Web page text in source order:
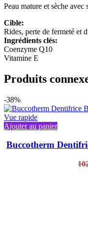
Peau mature et sèche
Cible:
Rides, perte de fermeté et
Ingrédients clés:
Coenzyme Q10
Vitamine E
Produits
-38%
Vue rapide
Ajouter au panier
Buccotherm